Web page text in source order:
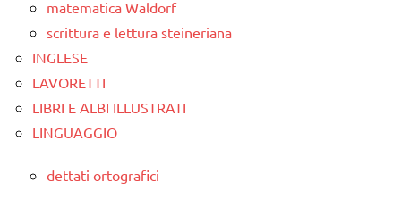
matematica Waldorf
scrittura e lettura steineriana
INGLESE
LAVORETTI
LIBRI E ALBI ILLUSTRATI
LINGUAGGIO
dettati ortografici